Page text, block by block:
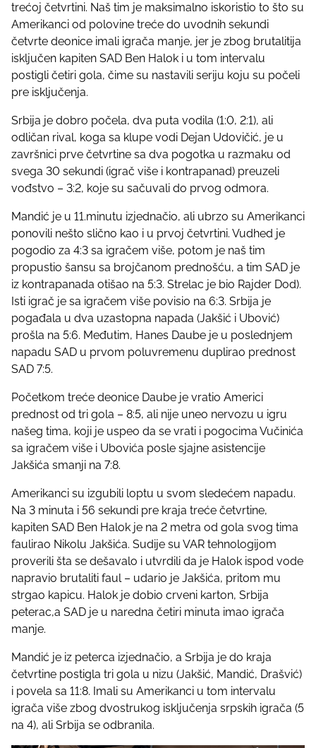
trećoj četvrtini. Naš tim je maksimalno iskoristio to što su
Amerikanci od polovine treće do uvodnih sekundi
četvrte deonice imali igrača manje, jer je zbog brutalitija
isključen kapiten SAD Ben Halok i u tom intervalu
postigli četiri gola, čime su nastavili seriju koju su počeli
pre isključenja.
Srbija je dobro počela, dva puta vodila (1:0, 2:1), ali
odličan rival, koga sa klupe vodi Dejan Udovičić, je u
završnici prve četvrtine sa dva pogotka u razmaku od
svega 30 sekundi (igrač više i kontrapanad) preuzeli
vođstvo – 3:2, koje su sačuvali do prvog odmora.
Mandić je u 11.minutu izjednačio, ali ubrzo su Amerikanci
ponovili nešto slično kao i u prvoj četvrtini. Vudhed je
pogodio za 4:3 sa igračem više, potom je naš tim
propustio šansu sa brojčanom prednošću, a tim SAD je
iz kontrapanada otišao na 5:3. Strelac je bio Rajder Dod).
Isti igrač je sa igračem više povisio na 6:3. Srbija je
pogađala u dva uzastopna napada (Jakšić i Ubović)
prošla na 5:6. Međutim, Hanes Daube je u poslednjem
napadu SAD u prvom poluvremenu duplirao prednost
SAD 7:5.
Početkom treće deonice Daube je vratio Americi
prednost od tri gola – 8:5, ali nije uneo nervozu u igru
našeg tima, koji je uspeo da se vrati i pogocima Vučinića
sa igračem više i Ubovića posle sjajne asistencije
Jakšića smanji na 7:8.
Amerikanci su izgubili loptu u svom sledećem napadu.
Na 3 minuta i 56 sekundi pre kraja treće četvrtine,
kapiten SAD Ben Halok je na 2 metra od gola svog tima
faulirao Nikolu Jakšića. Sudije su VAR tehnologijom
proverili šta se dešavalo i utvrdili da je Halok ispod vode
napravio brutaliti faul – udario je Jakšića, pritom mu
strgao kapicu. Halok je dobio crveni karton, Srbija
peterac,a SAD je u naredna četiri minuta imao igrača
manje.
Mandić je iz peterca izjednačio, a Srbija je do kraja
četvrtine postigla tri gola u nizu (Jakšić, Mandić, Drašvić)
i povela sa 11:8. Imali su Amerikanci u tom intervalu
igrača više zbog dvostrukog isključenja srpskih igrača (5
na 4), ali Srbija se odbranila.